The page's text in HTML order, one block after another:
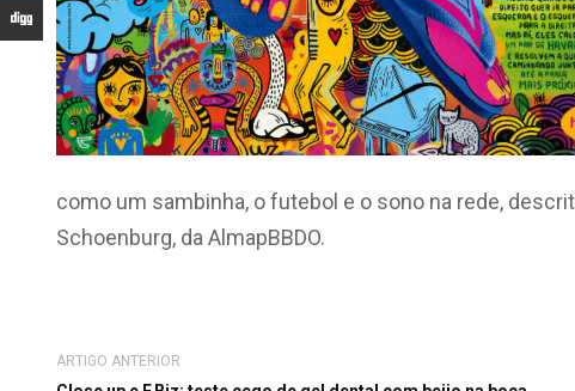
como um sambinha, o futebol e o sono na rede,
Schoenburg, da AlmapBBDO.
ARTIGO ANTERIOR